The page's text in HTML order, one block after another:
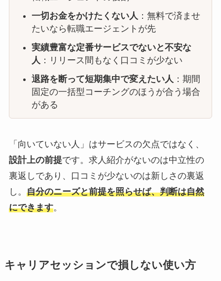
一切お金をかけたくない人 ：無料で済ませ
たいなら転職エージェントが先
実績豊富な定番サービスでないと不安な
人 ：リリース間もなく口コミが少ない
退路を断って短期集中で変えたい人 ：期間
固定の一括型コーチングのほうが合う場合
がある
「向いていない人」はサービスの欠点ではなく、
設計上の前提です。求人紹介がないのは中立性の
裏返しであり、口コミが少ないのは新しさの裏返
し。 自分のニーズと前提を照らせば、判断は自然
にできます。
キャリアセッションで損しない使い方